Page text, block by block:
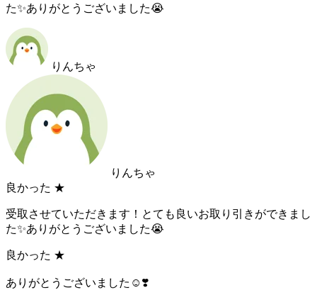
た✨ありがとうございました😭
りんちゃ
りんちゃ
良かった ★
受取させていただきます！とても良いお取り引きができまし
た✨ありがとうございました😭
良かった ★
ありがとうございました☺️❣️